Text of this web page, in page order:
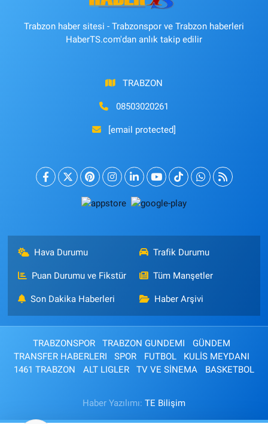
Trabzon haber sitesi - Trabzonspor ve Trabzon haberleri
HaberTS.com'dan anlık takip edilir
TRABZON
08503020261
[email protected]
Hava Durumu Trafik Durumu
Puan Durumu ve Fikstür Tüm Manşetler
Son Dakika Haberleri Haber Arşivi
TRABZONSPOR TRABZON GUNDEMI
GÜNDEM
TRANSFER HABERLERI
SPOR FUTBOL
KULİS MEYDANI
1461 TRABZON
ALT LIGLER TV VE SİNEMA BASKETBOL
Haber Yazılımı: TE Bilişim